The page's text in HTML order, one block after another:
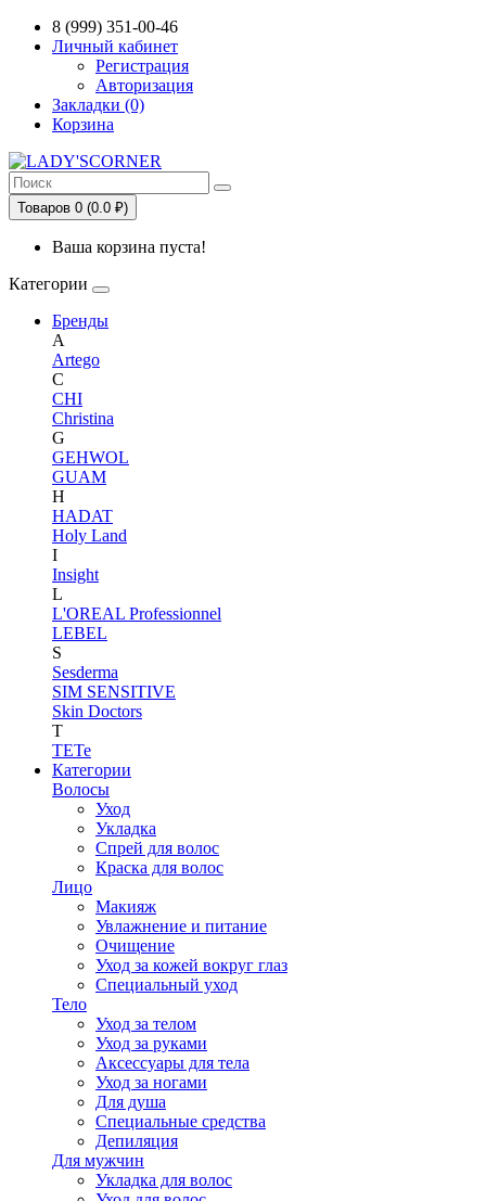
Сервис сравнения цен в Беларуси
8 (999) 351-00-46
Личный кабинет
Регистрация
Авторизация
Закладки (0)
Корзина
Товаров 0 (0.0 ₽)
Ваша корзина пуста!
Категории
Бренды
A
Artego
C
CHI
Christina
G
GEHWOL
GUAM
H
HADAT
Holy Land
I
Insight
L
L'OREAL Professionnel
LEBEL
S
Sesderma
SIM SENSITIVE
Skin Doctors
T
TETe
Категории
Волосы
Уход
Укладка
Спрей для волос
Краска для волос
Лицо
Макияж
Увлажнение и питание
Очищение
Уход за кожей вокруг глаз
Специальный уход
Тело
Уход за телом
Уход за руками
Аксессуары для тела
Уход за ногами
Для душа
Специальные средства
Депиляция
Для мужчин
Укладка для волос